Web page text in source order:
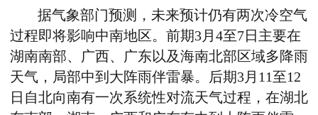
据气象部门预测，未来预计仍有两次冷空气
过程即将影响中南地区。前期3月 4至7日主要在
湖南南部、广西、广东以及海南北部区域多降雨
天气，局部中到大阵雨伴雷暴。后期3月 11至12
日自北向南有一次系统性对流天气过程，在湖北